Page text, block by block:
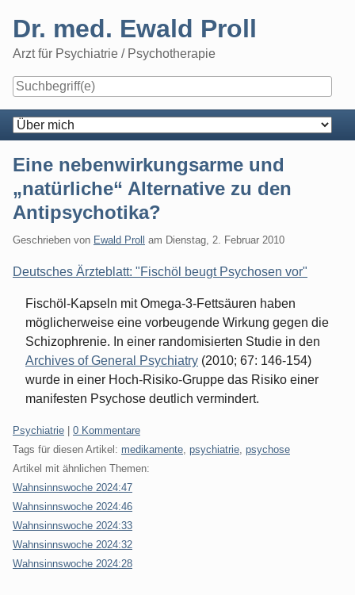
content
Dr. med. Ewald Proll
Arzt für Psychiatrie / Psychotherapie
Navigation
Eine nebenwirkungsarme und
„natürliche“ Alternative zu den
Antipsychotika?
Geschrieben von Ewald Proll am Dienstag, 2. Februar 2010
Deutsches Ärzteblatt: "Fischöl beugt Psychosen vor"
Fischöl-Kapseln mit Omega-3-Fettsäuren haben
möglicherweise eine vorbeugende Wirkung gegen die
Schizophrenie. In einer randomisierten Studie in den
Archives of General Psychiatry (2010; 67: 146-154)
wurde in einer Hoch-Risiko-Gruppe das Risiko einer
manifesten Psychose deutlich vermindert.
Kategorien:
Psychiatrie
0 Kommentare
Tags für diesen Artikel: medikamente psychiatrie psychose
Artikel mit ähnlichen Themen:
Wahnsinnswoche 2024:47
Wahnsinnswoche 2024:46
Wahnsinnswoche 2024:33
Wahnsinnswoche 2024:32
Wahnsinnswoche 2024:28